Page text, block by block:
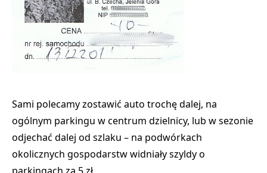
Sami polecamy zostawić auto trochę dalej, na
ogólnym parkingu w centrum dzielnicy, lub w sezonie
odjechać dalej od szlaku – na podwórkach
okolicznych gospodarstw widniały szyldy o